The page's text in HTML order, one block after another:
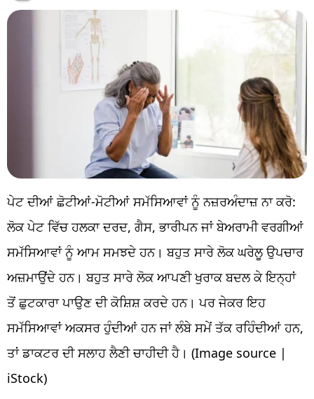
ਪੇਟ ਦੀਆਂ ਛੋਟੀਆਂ-ਮੋਟੀਆਂ ਸਮੱਸਿਆਵਾਂ ਨੂੰ ਨਜ਼ਰਅੰਦਾਜ਼ ਨਾ ਕਰੋ:
ਲੋਕ ਪੇਟ ਵਿੱਚ ਹਲਕਾ ਦਰਦ, ਗੈਸ, ਭਾਰੀਪਨ ਜਾਂ ਬੇਅਰਾਮੀ ਵਰਗੀਆਂ
ਸਮੱਸਿਆਵਾਂ ਨੂੰ ਆਮ ਸਮਝਦੇ ਹਨ। ਬਹੁਤ ਸਾਰੇ ਲੋਕ ਘਰੇਲੂ ਉਪਚਾਰ
ਅਜ਼ਮਾਉਂਦੇ ਹਨ। ਬਹੁਤ ਸਾਰੇ ਲੋਕ ਆਪਣੀ ਖੁਰਾਕ ਬਦਲ ਕੇ ਇਨ੍ਹਾਂ
ਤੋਂ ਛੁਟਕਾਰਾ ਪਾਉਣ ਦੀ ਕੋਸ਼ਿਸ਼ ਕਰਦੇ ਹਨ। ਪਰ ਜੇਕਰ ਇਹ
ਸਮੱਸਿਆਵਾਂ ਅਕਸਰ ਹੁੰਦੀਆਂ ਹਨ ਜਾਂ ਲੰਬੇ ਸਮੇਂ ਤੱਕ ਰਹਿੰਦੀਆਂ ਹਨ,
ਤਾਂ ਡਾਕਟਰ ਦੀ ਸਲਾਹ ਲੈਣੀ ਚਾਹੀਦੀ ਹੈ। (Image source |
iStock)